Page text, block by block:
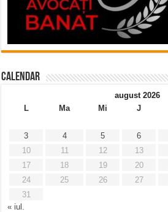
Calendar
august 2026
L
Ma Mi J
3
4 5 6
10
11 12 13
17
18 19 20
24
25 26 27
31
« iul.